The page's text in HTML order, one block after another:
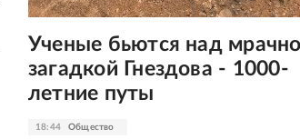
18:44 Общество
Ученые бьются над
загадкой Гнездова - 1000-
летние путы